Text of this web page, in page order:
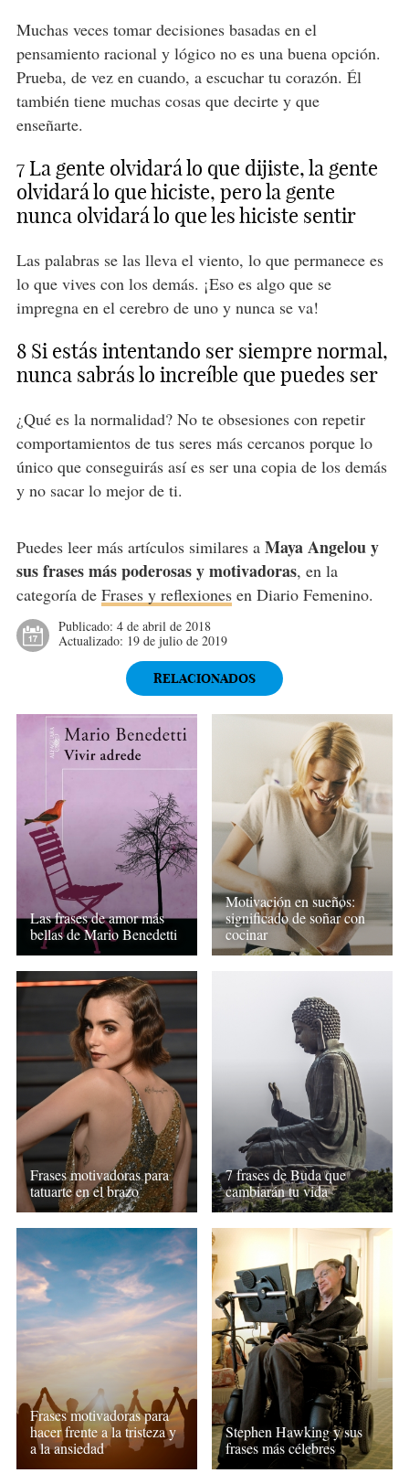
Muchas veces tomar decisiones basadas en el
pensamiento racional y lógico no es una buena opción.
Prueba, de vez en cuando, a escuchar tu corazón. Él
también tiene muchas cosas que decirte y que
enseñarte.
7 La gente olvidará lo que dijiste, la gente
olvidará lo que hiciste, pero la gente
nunca olvidará lo que les hiciste sentir
Las palabras se las lleva el viento, lo que permanece es
lo que vives con los demás. ¡Eso es algo que se
impregna en el cerebro de uno y nunca se va!
8 Si estás intentando ser siempre normal,
nunca sabrás lo increíble que puedes ser
¿Qué es la normalidad? No te obsesiones con repetir
comportamientos de tus seres más cercanos porque lo
único que conseguirás así es ser una copia de los demás
y no sacar lo mejor de ti.
Puedes leer más artículos similares a Maya Angelou y
sus frases más poderosas y motivadoras, en la
categoría de Frases y reflexionesen Diario Femenino.
Publicado: 4 de abril de 2018
Actualizado: 19 de julio de 2019
RELACIONADOS
Las frases de amor más
bellas de Mario Benedetti
Motivación en sueños:
significado de soñar con
cocinar
Frases motivadoras para
tatuarte en el brazo
7 frases de Buda que
cambiarán tu vida
Frases motivadoras para
hacer frente a la tristeza y
a la ansiedad
Stephen Hawking y sus
frases más célebres